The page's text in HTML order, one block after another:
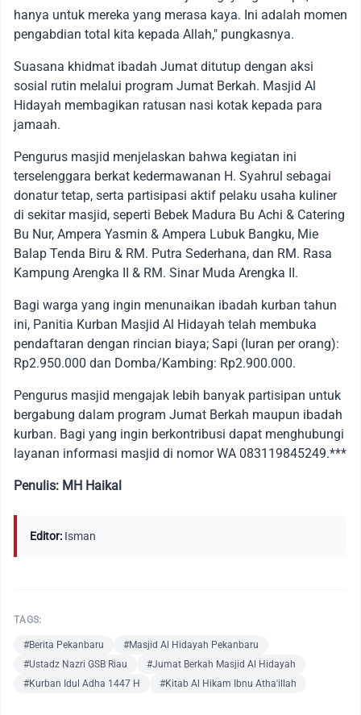
hanya untuk mereka yang merasa kaya. Ini adalah momen
pengabdian total kita kepada Allah," pungkasnya.
Suasana khidmat ibadah Jumat ditutup dengan aksi
sosial rutin melalui program Jumat Berkah. Masjid Al
Hidayah membagikan ratusan nasi kotak kepada para
jamaah.
Pengurus masjid menjelaskan bahwa kegiatan ini
terselenggara berkat kedermawanan H. Syahrul sebagai
donatur tetap, serta partisipasi aktif pelaku usaha kuliner
di sekitar masjid, seperti Bebek Madura Bu Achi & Catering
Bu Nur, Ampera Yasmin & Ampera Lubuk Bangku, Mie
Balap Tenda Biru & RM. Putra Sederhana, dan RM. Rasa
Kampung Arengka II & RM. Sinar Muda Arengka II.
Bagi warga yang ingin menunaikan ibadah kurban tahun
ini, Panitia Kurban Masjid Al Hidayah telah membuka
pendaftaran dengan rincian biaya; Sapi (Iuran per orang):
Rp2.950.000 dan Domba/Kambing: Rp2.900.000.
Pengurus masjid mengajak lebih banyak partisipan untuk
bergabung dalam program Jumat Berkah maupun ibadah
kurban. Bagi yang ingin berkontribusi dapat menghubungi
layanan informasi masjid di nomor WA 083119845249.***
Penulis: MH Haikal
Editor: Isman
TAGS:
#Berita Pekanbaru
#Masjid Al Hidayah Pekanbaru
#Ustadz Nazri GSB Riau
#Jumat Berkah Masjid Al Hidayah
#Kurban Idul Adha 1447 H
#Kitab Al Hikam Ibnu Atha'illah